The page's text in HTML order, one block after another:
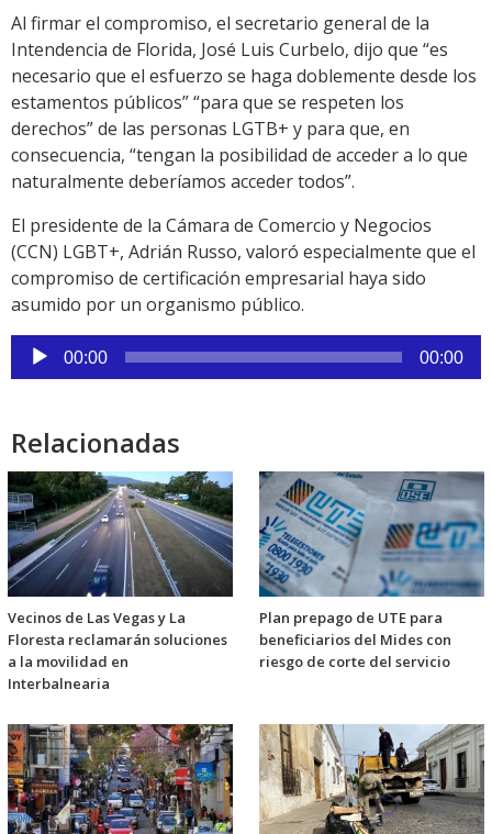
Al firmar el compromiso, el secretario general de la
Intendencia de Florida, José Luis Curbelo, dijo que “es
necesario que el esfuerzo se haga doblemente desde los
estamentos públicos” “para que se respeten los
derechos” de las personas LGTB+ y para que, en
consecuencia, “tengan la posibilidad de acceder a lo que
naturalmente deberíamos acceder todos”.
El presidente de la Cámara de Comercio y Negocios
(CCN) LGBT+, Adrián Russo, valoró especialmente que el
compromiso de certificación empresarial haya sido
asumido por un organismo público.
Reproductor
de
00:00 00:00
Relacionadas
Vecinos de Las Vegas y La
Floresta reclamarán soluciones
a la movilidad en
Interbalnearia
Plan prepago de UTE para
beneficiarios del Mides con
riesgo de corte del servicio